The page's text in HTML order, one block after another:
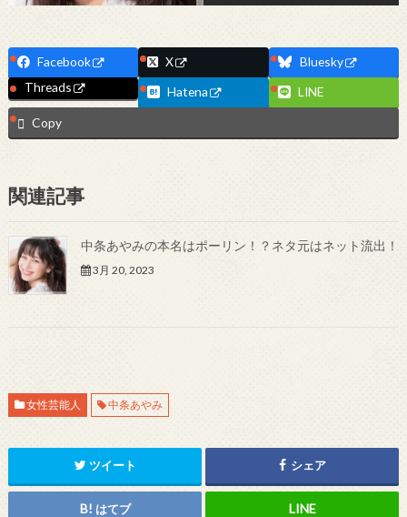
Facebook X
Bluesky
Threads
Hatena
LINE
Copy
関連記事
中条あやみの本名はポーリン！？ネタ元はネット流出！
3月 20, 2023
女性芸能人 中条あやみ
ツイート シェア
はてブ